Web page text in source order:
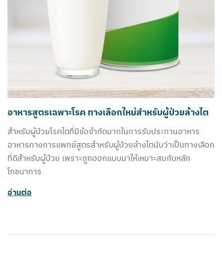
อาหารสูตรเฉพาะโรค ทางเลือกใหม่สำหรับผู้ป่วยล้างไต
สำหรับผู้ป่วยโรคไตที่มีข้อจำกัดมากในการรับประทานอาหาร
อาหารทางการแพทย์สูตรสำหรับผู้ป่วยล้างไตนับว่าเป็นทางเลือก
ที่ดีสำหรับผู้ป่วย เพราะถูกออกแบบมาให้เหมาะสมกับหลัก
โภชนาการ
อ่านต่อ